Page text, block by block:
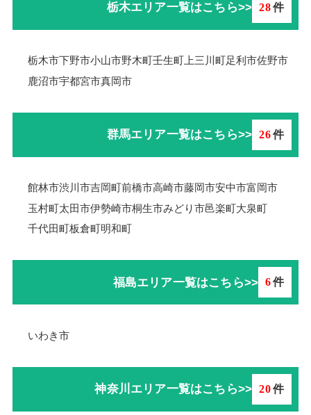
栃木エリア一覧はこちら>> 28件
栃木市下野市小山市野木町壬生町上三川町足利市佐野市
鹿沼市宇都宮市真岡市
群馬エリア一覧はこちら>> 26件
館林市渋川市吉岡町前橋市高崎市藤岡市安中市富岡市
玉村町太田市伊勢崎市桐生市みどり市邑楽町大泉町
千代田町板倉町明和町
福島エリア一覧はこちら>> 6件
いわき市
神奈川エリア一覧はこちら>> 20件